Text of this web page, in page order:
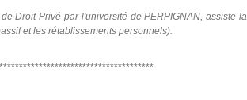
Droit Privé par l'université de PERPIGNAN, assiste la
et les rétablissements personnels).